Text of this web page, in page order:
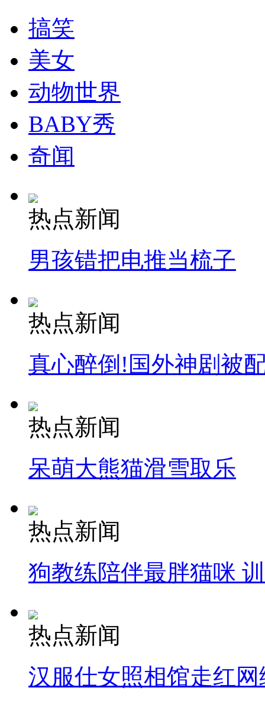
消防员救轻生者
纽约上演“枕头大战”
司机酒驾遇交警 急速倒车逃窜
搞笑
美女
动物世界
BABY秀
奇闻
热点新闻
男孩错把电推当梳子
热点新闻
真心醉倒!国外神剧被
热点新闻
呆萌大熊猫滑雪取乐
热点新闻
狗教练陪伴最胖猫咪
热点新闻
汉服仕女照相馆走红网